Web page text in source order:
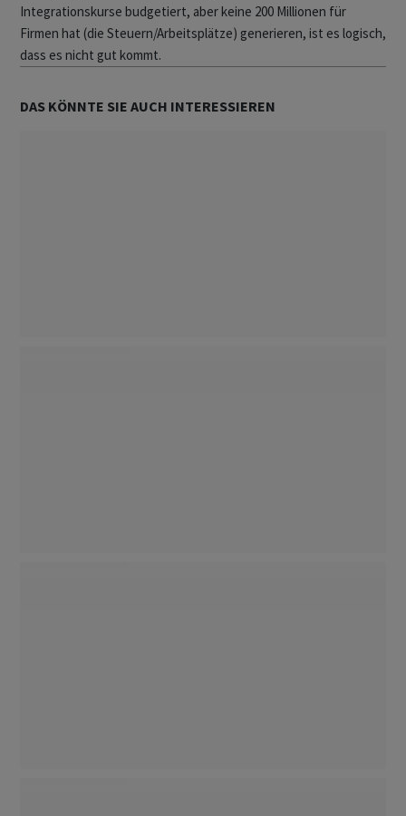
Integrationskurse budgetiert, aber keine 200 Millionen für
Firmen hat (die Steuern/Arbeitsplätze) generieren, ist es logisch,
dass es nicht gut kommt.
DAS KÖNNTE SIE AUCH INTERESSIEREN